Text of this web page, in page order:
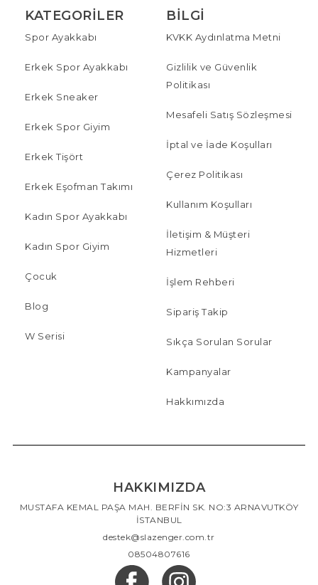
KATEGORILER
Spor Ayakkabı
Erkek Spor Ayakkabı
Erkek Sneaker
Erkek Spor Giyim
Erkek Tişört
Erkek Eşofman Takımı
Kadın Spor Ayakkabı
Kadın Spor Giyim
Çocuk
Blog
W Serisi
BILGI
KVKK Aydınlatma Metni
Gizlilik ve Güvenlik
Politikası
Mesafeli Satış Sözleşmesi
İptal ve İade Koşulları
Çerez Politikası
Kullanım Koşulları
İletişim & Müşteri
Hizmetleri
İşlem Rehberi
Sipariş Takip
Sıkça Sorulan Sorular
Kampanyalar
Hakkımızda
HAKKIMIZDA
MUSTAFA KEMAL PAŞA MAH. BERFİN SK. NO:3 ARNAVUTKÖY
İSTANBUL
destek@slazenger.com.tr
08504807616